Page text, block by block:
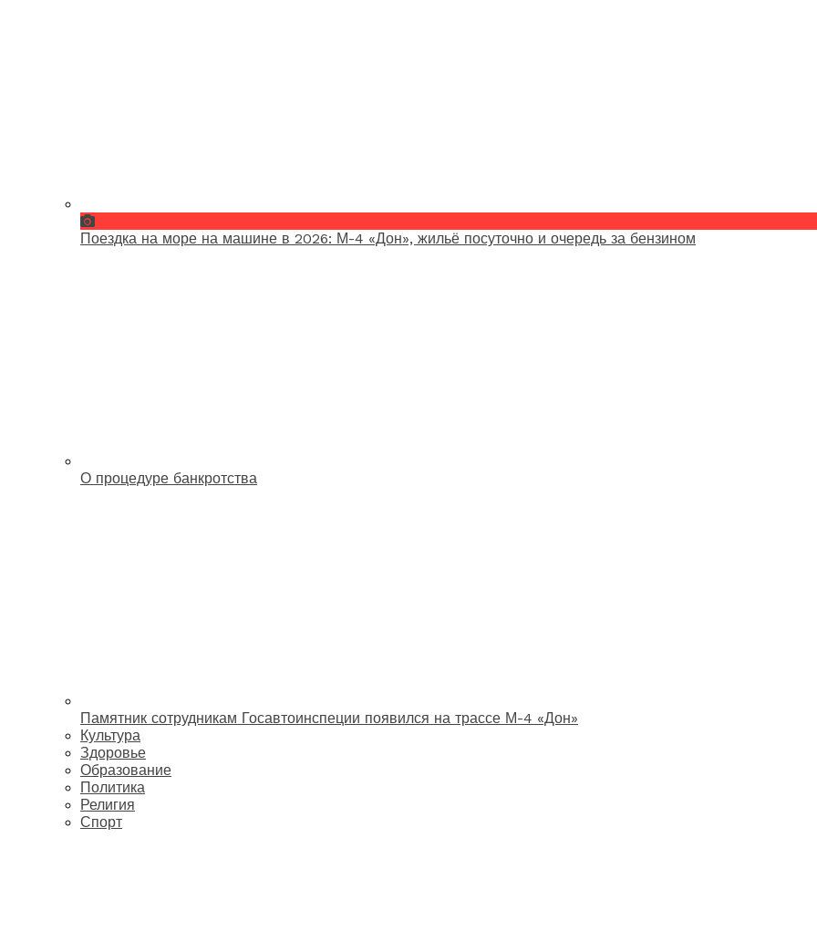
Поездка на море на машине в 2026: М-4 «Дон», жильё посуточно и очередь за бензином
О процедуре банкротства
Памятник сотрудникам Госавтоинспеции появился на трассе М-4 «Дон»
Культура
Здоровье
Образование
Политика
Религия
Спорт